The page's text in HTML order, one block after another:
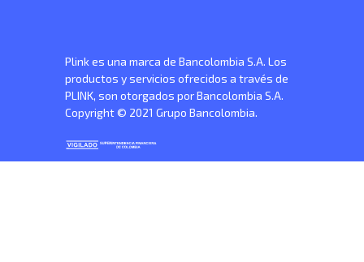
Plink es una marca de Bancolombia S.A. Los
productos y servicios ofrecidos a través de
PLINK, son otorgados por Bancolombia S.A.
Copyright © 2021 Grupo Bancolombia.